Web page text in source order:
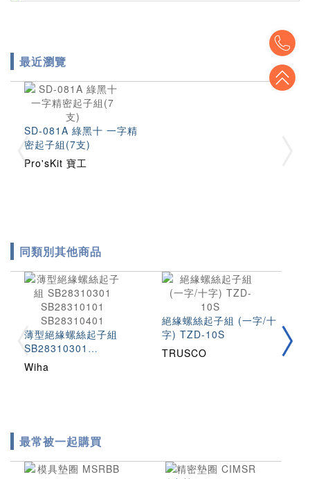
最近瀏覽
SD-081A 綠黑十 一字精
密起子組(7支)
Pro'sKit 寶工
同類別其他商品
薄型絕緣螺絲起子組
SB28310301
SB28310101
Wiha
絕緣螺絲起子組 (一字/十
字) TZD-10S
TRUSCO
最常被一起購買